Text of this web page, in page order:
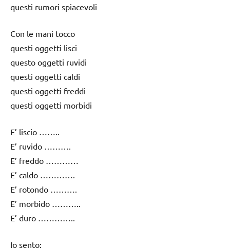
questi rumori spiacevoli
Con le mani tocco
questi oggetti lisci
questo oggetti ruvidi
questi oggetti caldi
questi oggetti freddi
questi oggetti morbidi
E’ liscio ……..
E’ ruvido ……….
E’ freddo …………
E’ caldo ………….
E’ rotondo ……….
E’ morbido ………..
E’ duro …………..
Io sento: